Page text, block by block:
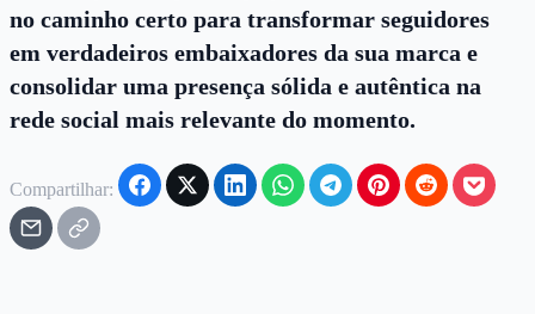
no caminho certo para transformar seguidores
em verdadeiros embaixadores da sua marca e
consolidar uma presença sólida e autêntica na
rede social mais relevante do momento.
Compartilhar: